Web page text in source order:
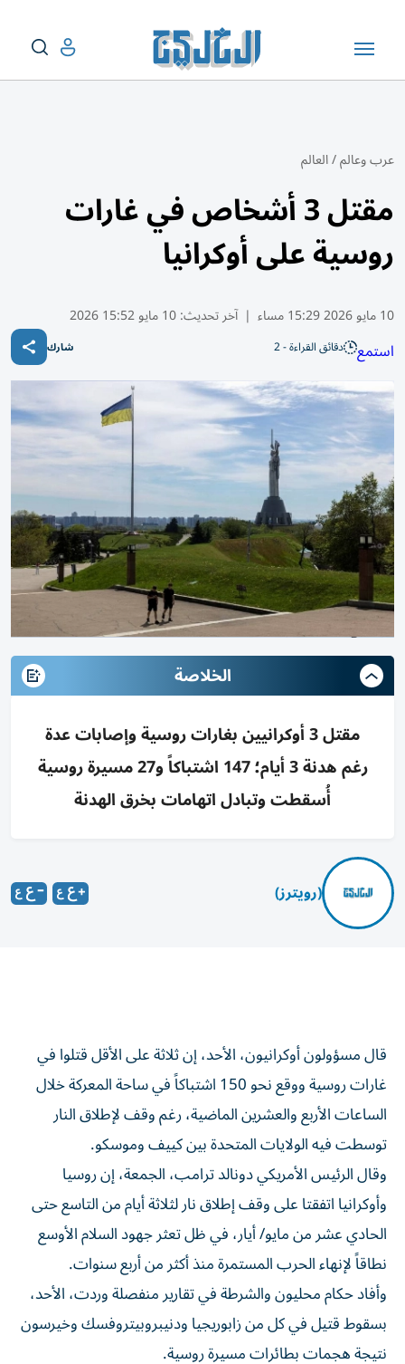
عرب وعالم/العالم
مقتل 3 أشخاص في غارات
روسية على أوكرانيا
10 مايو 2026 15:29 مساء | آخر تحديث:10 مايو 15:52 2026
استمع دقائق القراءة - 2 شارك
الخلاصة
مقتل 3 أوكرانيين بغارات روسية وإصابات عدة
رغم هدنة 3 أيام؛ 147 اشتباكاً و27 مسيرة روسية
أُسقطت وتبادل اتهامات بخرق الهدنة
(رويترز)
قال مسؤولون أوكرانيون، الأحد، إن ثلاثة على الأقل قتلوا في
غارات روسية ووقع نحو 150 اشتباكاً في ساحة المعركة ‌خلال
الساعات الأربع والعشرين الماضية، رغم وقف لإطلاق النار
توسطت فيه الولايات ​المتحدة بين ⁠كييف وموسكو.
وقال الرئيس الأمريكي دونالد ترامب، الجمعة، ‌إن روسيا
وأوكرانيا اتفقتا على ‌وقف إطلاق نار لثلاثة أيام من التاسع حتى
الحادي عشر من مايو/ أيار، في ظل تعثر جهود السلام الأوسع
نطاقاً لإنهاء الحرب المستمرة منذ أكثر ‌من أربع سنوات.
وأفاد حكام محليون والشرطة في تقارير منفصلة وردت، الأحد،
بسقوط قتيل في كل من زابوريجيا ودنيبروبيتروفسك وخيرسون
نتيجة هجمات بطائرات مسيرة روسية.